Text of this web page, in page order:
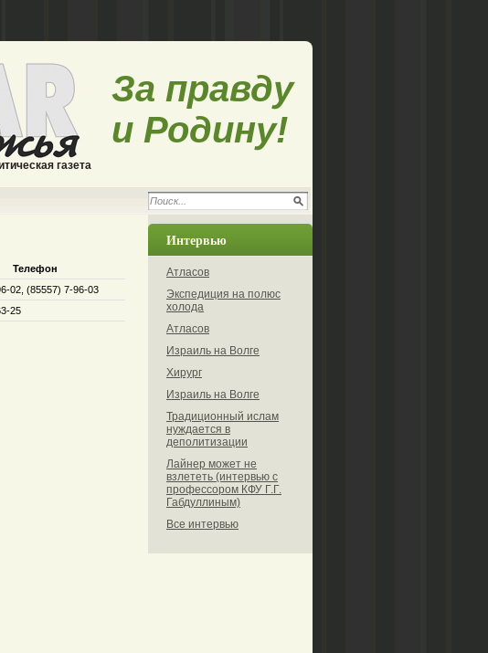
газета
За правду
и Родину!
Телефон
02, (85557) 7-96-03
25
Интервью
Атласов
Экспедиция на полюс
холода
Атласов
Израиль на Волге
Хирург
Израиль на Волге
Традиционный ислам
нуждается в
деполитизации
Лайнер может не
взлететь (интервью с
профессором КФУ Г.Г.
Габдуллиным)
Все интервью